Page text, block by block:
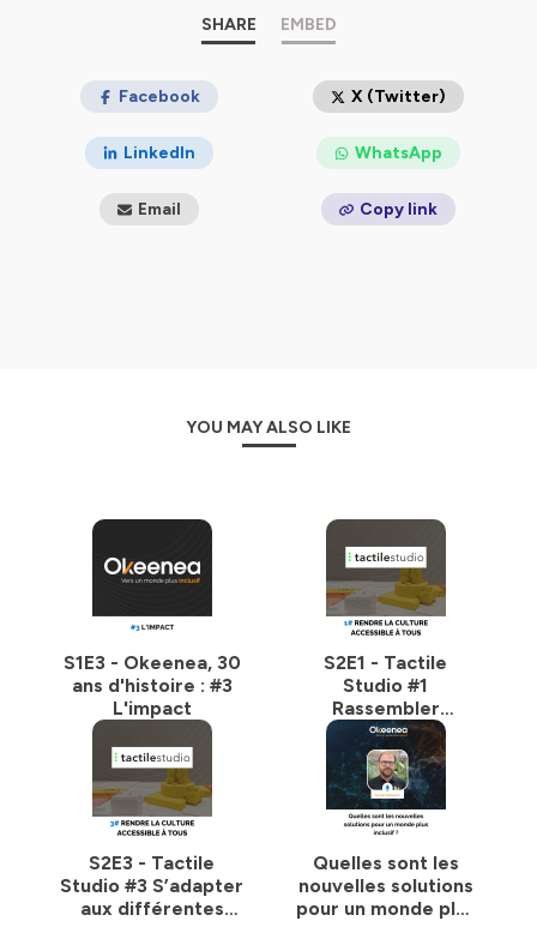
vous accédiez plus encore à la connaissance du monde,
des arts et de la culture.Avec vous, pour vous, nous
monde plus inclusif pour tous et pour chacun.
👋 Bienvenue sur notre podcast "
Okeenea, vers un
monde plus inclusif
", dédié à l'exploration des diverses
facettes de l'inclusion et de l'accessibilité.
de l'inclusion. "Okeenea, vers un monde plus inclusif" est
plus qu'un podcast ; c'est une fenêtre ouverte sur les
efforts et les réussites dans la création d'un monde plus
explorons ensemble les moyens de rendre notre
société plus accessible et inclusive !
Hébergé par Ausha. Visitez
ausha.co/politique-de-
confidentialitepour plus d'informations.
SHARE EMBED
Facebook X (Twitter)
LinkedIn WhatsApp
Email Copy link
YOU MAY ALSO LIKE
S1E3 - Okeenea, 30
ans d'histoire : #3
L'impact
S2E1 - Tactile
Studio #1
Rassembler
différents publics
autour de la culture
S2E3 - Tactile
Studio #3 S’adapter
aux différentes
Quelles sont les
nouvelles solutions
pour un monde plus